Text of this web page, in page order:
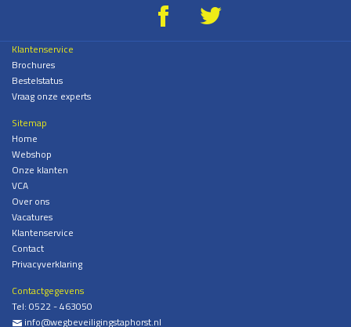
g *
Klantenservice
Brochures
Bestelstatus
Vraag onze experts
Sitemap
Home
Webshop
Onze klanten
VCA
Over ons
Vacatures
Klantenservice
Contact
Privacyverklaring
Contactgegevens
Tel: 0522 - 463050
% info@wegbeveiligingstaphorst.nl